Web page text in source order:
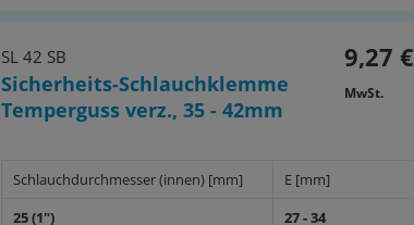
SL 42 SB
Sicherheits-Schlauchklemme
Temperguss verz., 35 - 42mm
9,27 €
MwSt.
Schlauchdurchmesser (innen) [mm] E [mm]
25 (1")
27 - 34